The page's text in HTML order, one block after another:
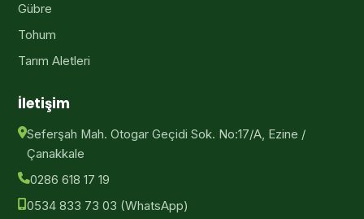
Gübre
Tohum
Tarım Aletleri
İletişim
Seferşah Mah. Otogar Geçidi Sok. No:17/A, Ezine /
Çanakkale
0286 618 17 19
0534 833 73 03 (WhatsApp)